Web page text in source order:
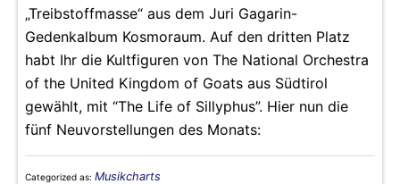
„Treibstoffmasse“ aus dem Juri Gagarin-
Gedenkalbum Kosmoraum. Auf den dritten Platz
habt Ihr die Kultfiguren von The National Orchestra
of the United Kingdom of Goats aus Südtirol
gewählt, mit “The Life of Sillyphus”. Hier nun die
fünf Neuvorstellungen des Monats:
Categorized as: Musikcharts